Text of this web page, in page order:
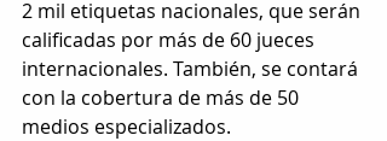
2 mil etiquetas nacionales, que serán
calificadas por más de 60 jueces
internacionales. También, se contará
con la cobertura de más de 50
medios especializados.